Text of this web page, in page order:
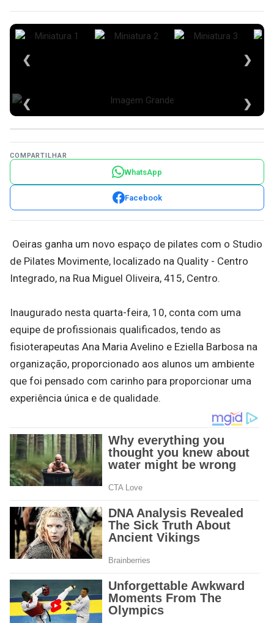
❮ ❯
❮ ❯
COMPARTILHAR
WhatsApp
Facebook
Oeiras ganha um novo espaço de pilates com o Studio
de Pilates Movimente, localizado na Quality - Centro
Integrado, na Rua Miguel Oliveira, 415, Centro.
Inaugurado nesta quarta-feira, 10, conta com uma
equipe de profissionais qualificados, tendo as
fisioterapeutas Ana Maria Avelino e Eziella Barbosa na
organização, proporcionado aos alunos um ambiente
que foi pensado com carinho para proporcionar uma
experiência única e de qualidade.